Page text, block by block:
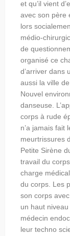
et qu’il vient
avec son père
lors
médio-
de
organisé ce
d’arriver dans
aussi la ville
Nouvel
danseuse.
corps à rude
n’a jamais fait
meurtrissures
Petite Sirène
travail du
charge
du corps. Les
son corps
un haut
médecin
leur techno